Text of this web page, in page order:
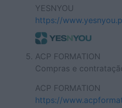
YESNYOU
https://
ACP FORMATION
Compras e
ACP FORMATION
https://